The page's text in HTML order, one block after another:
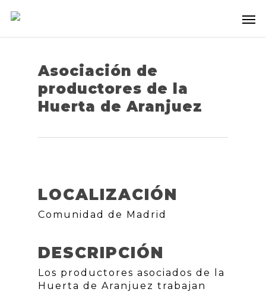
Asociación de
productores de la
Huerta de Aranjuez
LOCALIZACIÓN
Comunidad de Madrid
DESCRIPCIÓN
Los productores asociados de la
Huerta de Aranjuez trabajan